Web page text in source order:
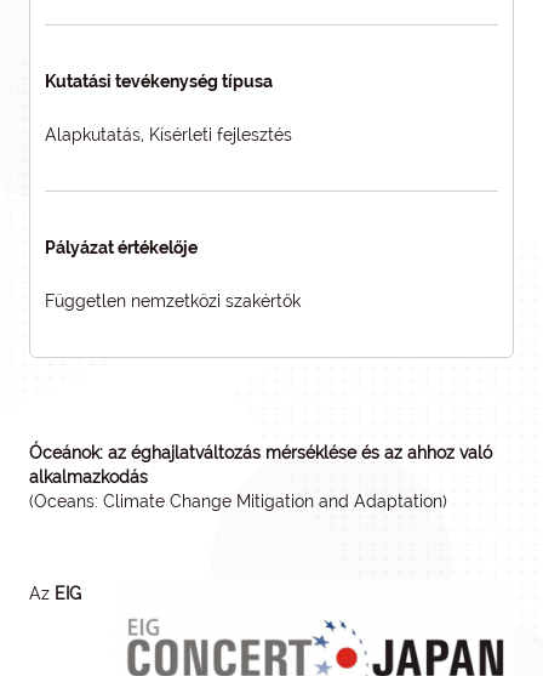
Kutatási tevékenység típusa
Alapkutatás, Kísérleti fejlesztés
Pályázat értékelője
Független nemzetközi szakértők
Óceánok: az éghajlatváltozás mérséklése és az ahhoz való
alkalmazkodás
(Oceans: Climate Change Mitigation and Adaptation)
Az EIG